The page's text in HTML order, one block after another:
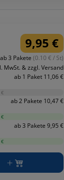
9,95 €
3 Pakete (0.10 € / St)
MwSt. & zzgl. Versand
ab 1 Paket 11,06 €
ab 2 Pakete 10,47 €
ab 3 Pakete 9,95 €